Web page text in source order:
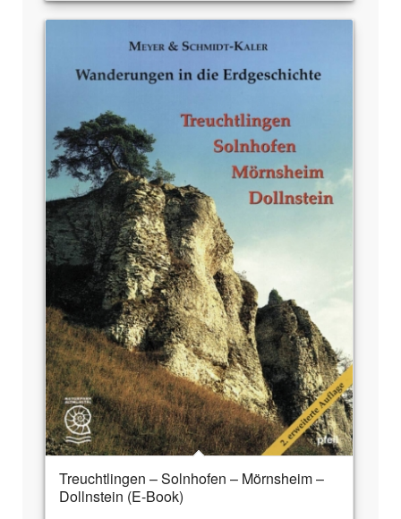
Treuchtlingen – Solnhofen – Mörnsheim –
Dollnstein (E-Book)